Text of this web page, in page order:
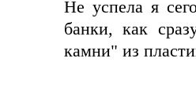
Не успела я
банки, как
камни" из